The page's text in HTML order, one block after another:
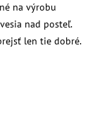
na výrobu
nad posteľ.
len tie dobré.